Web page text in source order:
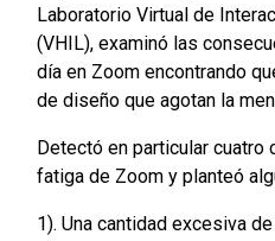
Laboratorio Virtual de
(VHIL), examinó las
día en Zoom encontrando
de diseño que agotan la
Detectó en particular cuatro
fatiga de Zoom y planteó
1). Una cantidad excesiva